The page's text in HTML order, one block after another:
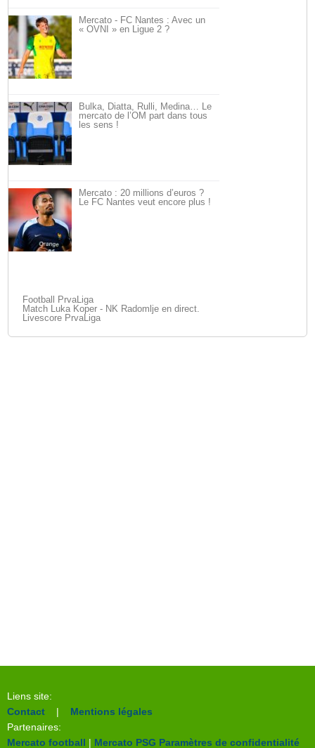
Mercato - FC Nantes : Avec un
« OVNI » en Ligue 2 ?
Bulka, Diatta, Rulli, Medina… Le
mercato de l’OM part dans tous
les sens !
Mercato : 20 millions d’euros ?
Le FC Nantes veut encore plus !
Football PrvaLiga
Match Luka Koper - NK Radomlje en direct.
Livescore PrvaLiga
Liens site:
Contact | Mentions légales
Partenaires:
Mercato football | Mercato PSG Paramètres de confidentialité